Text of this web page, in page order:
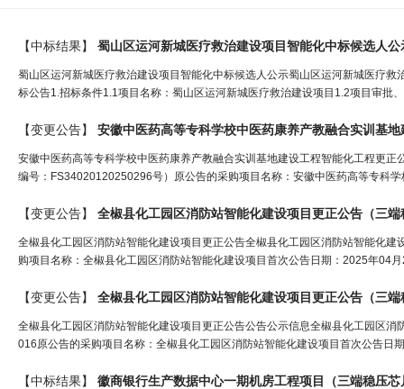
【中标结果】 蜀山区运河新城医疗救治建设项目智能化中标候选人公
蜀山区运河新城医疗救治建设项目智能化中标候选人公示蜀山区运河新城医疗
标公告1.招标条件1.1项目名称：蜀山区运河新城医疗救治建设项目1.2项目审批
【变更公告】 安徽中医药高等专科学校中医药康养产教融合实训基
安徽中医药高等专科学校中医药康养产教融合实训基地建设工程智能化工程更
编号：FS34020120250296号）原公告的采购项目名称：安徽中医药高等专科
【变更公告】 全椒县化工园区消防站智能化建设项目更正公告（三端
全椒县化工园区消防站智能化建设项目更正公告全椒县化工园区消防站智能化
购项目名称：全椒县化工园区消防站智能化建设项目首次公告日期：2025年04
【变更公告】 全椒县化工园区消防站智能化建设项目更正公告（三端
全椒县化工园区消防站智能化建设项目更正公告公告公示信息全椒县化工园区
016原公告的采购项目名称：全椒县化工园区消防站智能化建设项目首次公告日
【中标结果】 徽商银行生产数据中心一期机房工程项目（三端稳压芯